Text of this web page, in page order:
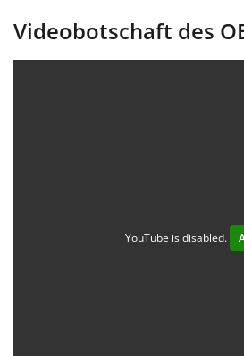
Videobotschaft des
YouTube is disabled.